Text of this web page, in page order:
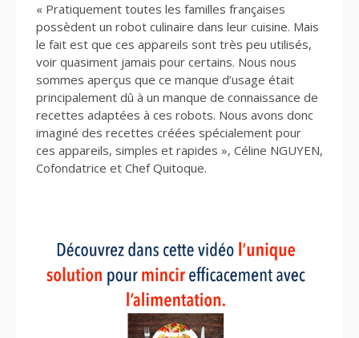
« Pratiquement toutes les familles françaises
possèdent un robot culinaire dans leur cuisine. Mais
le fait est que ces appareils sont très peu utilisés,
voir quasiment jamais pour certains. Nous nous
sommes aperçus que ce manque d’usage était
principalement dû à un manque de connaissance de
recettes adaptées à ces robots. Nous avons donc
imaginé des recettes créées spécialement pour
ces appareils, simples et rapides », Céline NGUYEN,
Cofondatrice et Chef Quitoque.